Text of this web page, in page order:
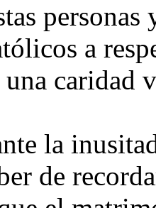
a
caridad
la
de